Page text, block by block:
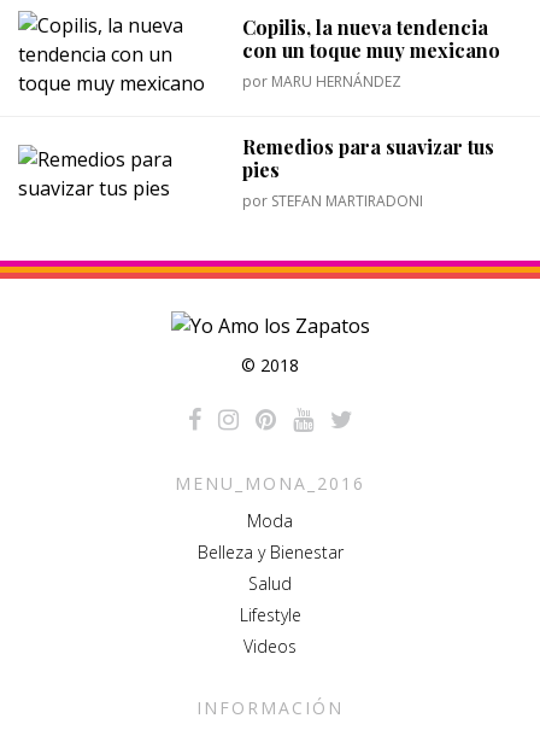
Copilis, la nueva tendencia
con un toque muy mexicano
por MARU HERNÁNDEZ
Remedios para suavizar tus
pies
por STEFAN MARTIRADONI
© 2018
MENU_MONA_2016
Moda
Belleza y Bienestar
Salud
Lifestyle
Videos
INFORMACIÓN